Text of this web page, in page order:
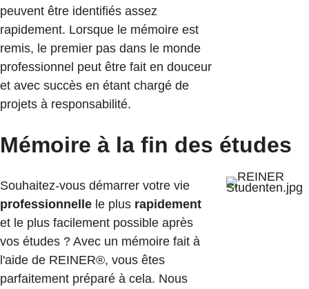
peuvent être identifiés assez
rapidement. Lorsque le mémoire est
remis, le premier pas dans le monde
professionnel peut être fait en douceur
et avec succès en étant chargé de
projets à responsabilité.
Mémoire à la fin des études
Souhaitez-vous démarrer votre vie
professionnelle le plus rapidement
et le plus facilement possible après
vos études ? Avec un mémoire fait à
l'aide de REINER®, vous êtes
parfaitement préparé à cela. Nous